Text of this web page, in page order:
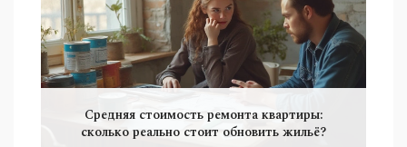
Средняя стоимость ремонта квартиры:
сколько реально стоит обновить жильё?